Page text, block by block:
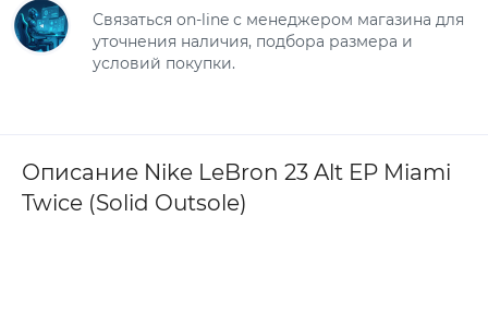
Связаться on-line с менеджером магазина для
уточнения наличия, подбора размера и
условий покупки.
Описание Nike LeBron 23 Alt EP Miami
Twice (Solid Outsole)